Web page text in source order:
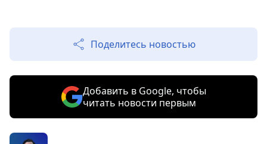
Поделитесь новостью
Добавить в Google, чтобы
читать новости первым